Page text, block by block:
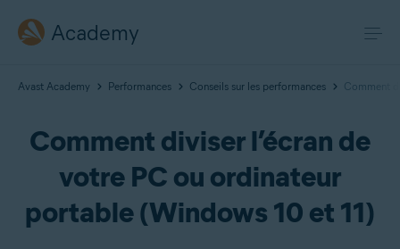
Academy
Avast Academy Performances Conseils sur les performances Comment
Comment diviser l’écran de
votre PC ou ordinateur
portable (Windows 10 et 11)